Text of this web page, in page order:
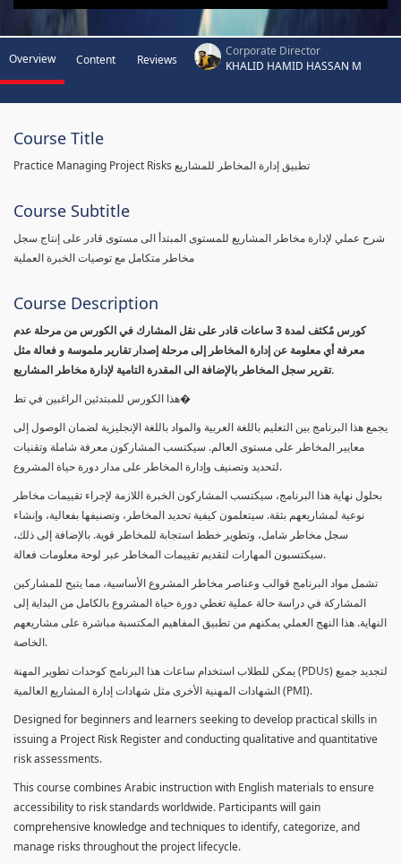
Overview Content Reviews
Corporate Director
KHALID HAMID HASSAN M
Course Title
Practice Managing Project Risks تطبيق إدارة المخاطر للمشاريع
Course Subtitle
شرح عملي لإدارة مخاطر المشاريع للمستوى المبتدأ الى مستوى قادر على إنتاج سجل
مخاطر متكامل مع توصيات الخبرة العملية
Course Description
كورس مٌكثف لمدة 3 ساعات قادر على نقل المشارك في الكورس من مرحلة عدم
معرفة أي معلومة عن إدارة المخاطر إلى مرحلة إصدار تقارير ملموسة و فعالة مثل
تقرير سجل المخاطر بالإضافة الى المقدرة التامية لإدارة مخاطر المشاريع.
هذا الكورس للمبتدئين الراغبين في تط�
يجمع هذا البرنامج بين التعليم باللغة العربية والمواد باللغة الإنجليزية لضمان الوصول إلى
معايير المخاطر على مستوى العالم. سيكتسب المشاركون معرفة شاملة وتقنيات
لتحديد وتصنيف وإدارة المخاطر على مدار دورة حياة المشروع.
بحلول نهاية هذا البرنامج، سيكتسب المشاركون الخبرة اللازمة لإجراء تقييمات مخاطر
نوعية لمشاريعهم بثقة. سيتعلمون كيفية تحديد المخاطر، وتصنيفها بفعالية، وإنشاء
سجل مخاطر شامل، وتطوير خطط استجابة للمخاطر قوية. بالإضافة إلى ذلك،
سيكتسبون المهارات لتقديم تقييمات المخاطر عبر لوحة معلومات فعالة.
تشمل مواد البرنامج قوالب وعناصر مخاطر المشروع الأساسية، مما يتيح للمشاركين
المشاركة في دراسة حالة عملية تغطي دورة حياة المشروع بالكامل من البداية إلى
النهاية. هذا النهج العملي يمكنهم من تطبيق المفاهيم المكتسبة مباشرة على مشاريعهم
الخاصة.
يمكن للطلاب استخدام ساعات هذا البرنامج كوحدات تطوير المهنة (PDUs) لتجديد جميع
الشهادات المهنية الأخرى مثل شهادات إدارة المشاريع العالمية (PMI).
Designed for beginners and learners seeking to develop practical skills in
issuing a Project Risk Register and conducting qualitative and quantitative
risk assessments.
This course combines Arabic instruction with English materials to ensure
accessibility to risk standards worldwide. Participants will gain
comprehensive knowledge and techniques to identify, categorize, and
manage risks throughout the project lifecycle.